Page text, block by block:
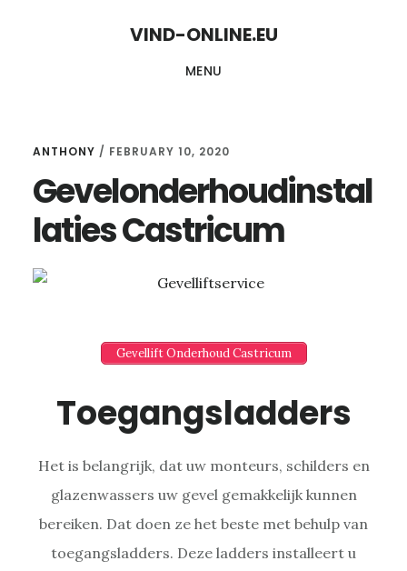
VIND-ONLINE.EU
MENU
ANTHONY / FEBRUARY 10, 2020
Gevelonderhoudinstal
laties Castricum
Gevellift Onderhoud Castricum
Toegangsladders
Het is belangrijk, dat uw monteurs, schilders en
glazenwassers uw gevel gemakkelijk kunnen
bereiken. Dat doen ze het beste met behulp van
toegangsladders. Deze ladders installeert u